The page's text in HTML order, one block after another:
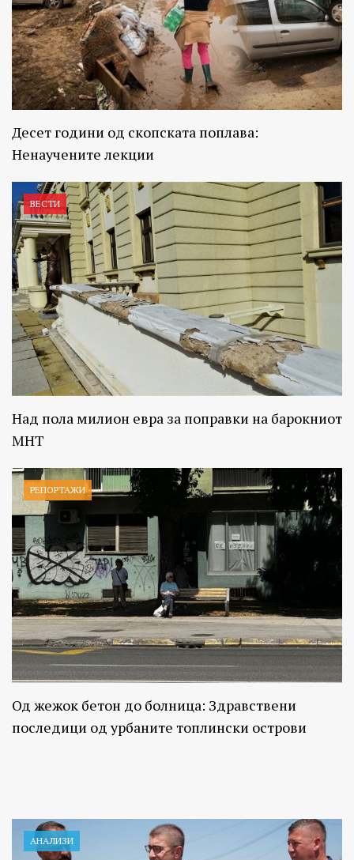
Десет години од скопската поплава:
Ненаучените лекции
ВЕСТИ
Над пола милион евра за поправки на барокниот
МНТ
РЕПОРТАЖИ
Од жежок бетон до болница: Здравствени
последици од урбаните топлински острови
АНАЛИЗИ